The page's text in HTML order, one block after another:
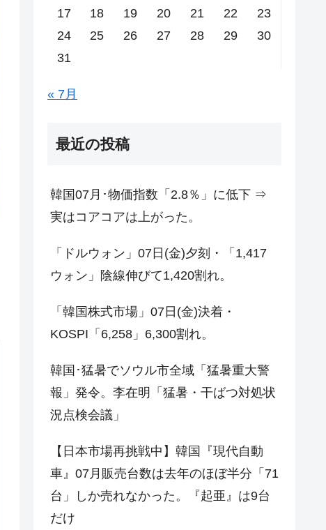
17
18 19 20 21 22
23
24
25 26 27 28 29
30
31
« 7月
最近の投稿
韓国07月･物価指数「2.8％」に低下 ⇒
実はコアコアは上がった。
「ドルウォン」07日(金)夕刻・「1,417
ウォン」陰線伸びて1,420割れ。
「韓国株式市場」07日(金)決着・
KOSPI「6,258」6,300割れ。
韓国･猛暑でソウル市全域「猛暑重大警
報」発令。李在明「猛暑・干ばつ対処状
況点検会議」
【日本市場再挑戦中】韓国『現代自動
車』07月販売台数は去年のほぼ半分「71
台」しか売れなかった。『起亜』は9台
だけ